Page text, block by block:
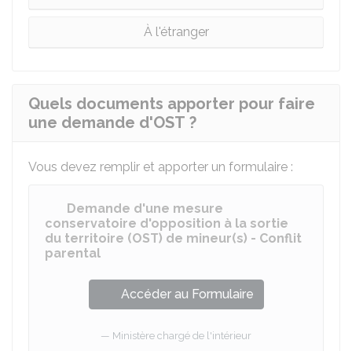
À l'étranger
Quels documents apporter pour faire
une demande d'OST ?
Vous devez remplir et apporter un formulaire :
Demande d'une mesure
conservatoire d'opposition à la sortie
du territoire (OST) de mineur(s) - Conflit
parental
Accéder au Formulaire
Ministère chargé de l'intérieur